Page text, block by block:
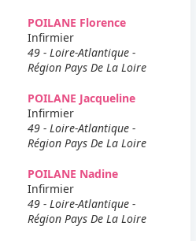
POILANE Florence
Infirmier
49 - Loire-Atlantique -
Région Pays De La Loire
POILANE Jacqueline
Infirmier
49 - Loire-Atlantique -
Région Pays De La Loire
POILANE Nadine
Infirmier
49 - Loire-Atlantique -
Région Pays De La Loire